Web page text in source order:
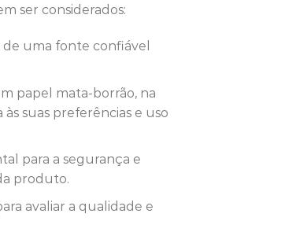
ser considerados:
uma fonte confiável
papel mata-borrão, na
suas preferências e uso
para a segurança e
produto.
avaliar a qualidade e